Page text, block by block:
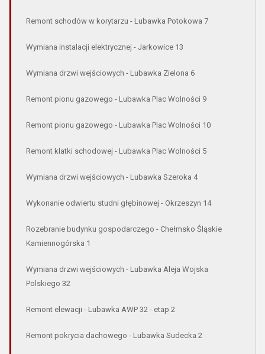
Remont schodów w korytarzu - Lubawka Potokowa 7
Wymiana instalacji elektrycznej - Jarkowice 13
Wymiana drzwi wejściowych - Lubawka Zielona 6
Remont pionu gazowego - Lubawka Plac Wolności 9
Remont pionu gazowego - Lubawka Plac Wolności 10
Remont klatki schodowej - Lubawka Plac Wolności 5
Wymiana drzwi wejściowych - Lubawka Szeroka 4
Wykonanie odwiertu studni głębinowej - Okrzeszyn 14
Rozebranie budynku gospodarczego - Chełmsko Śląskie
Kamiennogórska 1
Wymiana drzwi wejściowych - Lubawka Aleja Wojska
Polskiego 32
Remont elewacji - Lubawka AWP 32 - etap 2
Remont pokrycia dachowego - Lubawka Sudecka 2